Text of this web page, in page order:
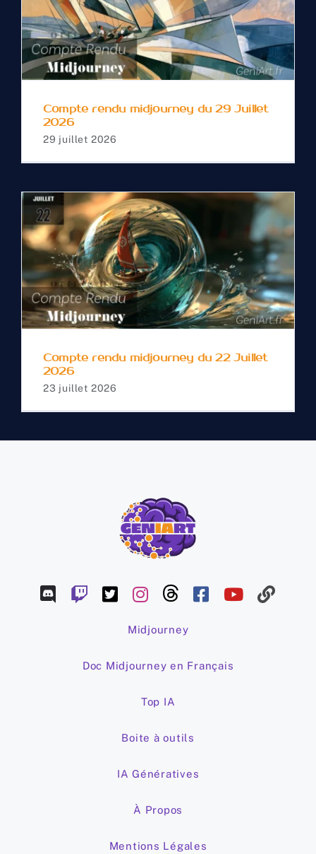
Compte rendu
midjourney du 29 Juillet
2026
Compte rendu midjourney du 29 Juillet
2026
29 juillet 2026
Compte rendu
midjourney du 22 Juillet
2026
Compte rendu midjourney du 22 Juillet
2026
23 juillet 2026
Midjourney
Doc Midjourney en Français
Top IA
Boite à outils
IA Génératives
À Propos
Mentions Légales